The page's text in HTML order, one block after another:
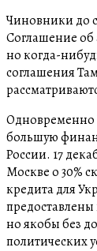
Чиновники до
Соглашение об
но когда-
соглашения
Одновременно
большую
России. 17
Москве о 30%
кредита для
предоставлены
но якобы без
политических